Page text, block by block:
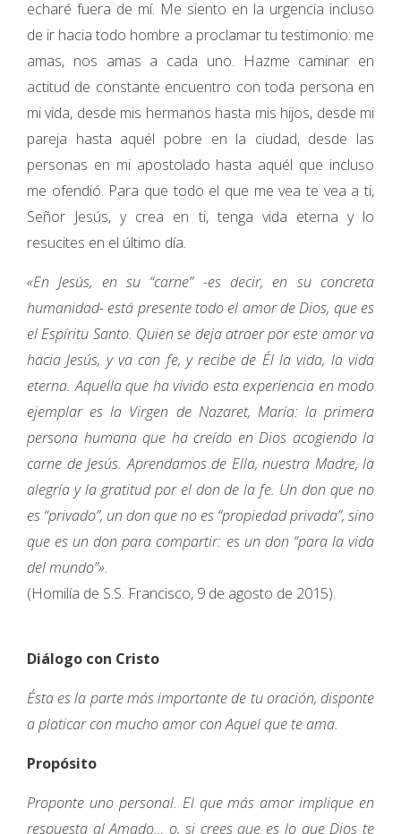
echaré fuera de mí. Me siento en la urgencia incluso
de ir hacia todo hombre a proclamar tu testimonio: me
amas, nos amas a cada uno. Hazme caminar en
actitud de constante encuentro con toda persona en
mi vida, desde mis hermanos hasta mis hijos, desde mi
pareja hasta aquél pobre en la ciudad, desde las
personas en mi apostolado hasta aquél que incluso
me ofendió. Para que todo el que me vea te vea a ti,
Señor Jesús, y crea en ti, tenga vida eterna y lo
resucites en el último día.
«En Jesús, en su “carne” -es decir, en su concreta
humanidad- está presente todo el amor de Dios, que es
el Espíritu Santo. Quien se deja atraer por este amor va
hacia Jesús, y va con fe, y recibe de Él la vida, la vida
eterna. Aquella que ha vivido esta experiencia en modo
ejemplar es la Virgen de Nazaret, María: la primera
persona humana que ha creído en Dios acogiendo la
carne de Jesús. Aprendamos de Ella, nuestra Madre, la
alegría y la gratitud por el don de la fe. Un don que no
es “privado”, un don que no es “propiedad privada”, sino
que es un don para compartir: es un don “para la vida
del mundo”».
(Homilía de S.S. Francisco, 9 de agosto de 2015).
Diálogo con Cristo
Ésta es la parte más importante de tu oración, disponte
a platicar con mucho amor con Aquel que te ama.
Propósito
Proponte uno personal. El que más amor implique en
respuesta al Amado… o, si crees que es lo que Dios te